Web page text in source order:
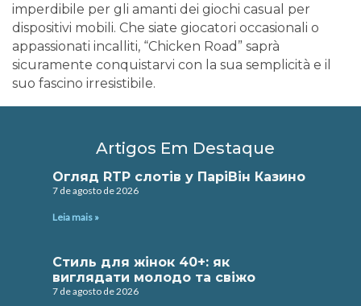
imperdibile per gli amanti dei giochi casual per
dispositivi mobili. Che siate giocatori occasionali o
appassionati incalliti, “Chicken Road” saprà
sicuramente conquistarvi con la sua semplicità e il
suo fascino irresistibile.
Artigos Em Destaque
Огляд RTP слотів у ПаріВін Казино
7 de agosto de 2026
Leia mais »
Стиль для жінок 40+: як
виглядати молодо та свіжо
7 de agosto de 2026